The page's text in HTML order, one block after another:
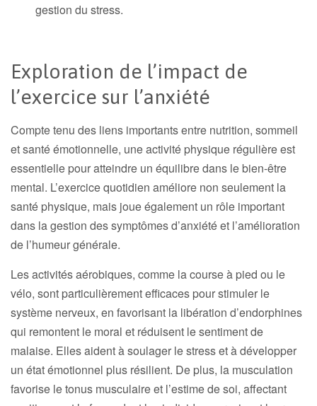
gestion du stress.
Exploration de l’impact de
l’exercice sur l’anxiété
Compte tenu des liens importants entre nutrition, sommeil
et santé émotionnelle, une activité physique régulière est
essentielle pour atteindre un équilibre dans le bien-être
mental. L’exercice quotidien améliore non seulement la
santé physique, mais joue également un rôle important
dans la gestion des symptômes d’anxiété et l’amélioration
de l’humeur générale.
Les activités aérobiques, comme la course à pied ou le
vélo, sont particulièrement efficaces pour stimuler le
système nerveux, en favorisant la libération d’endorphines
qui remontent le moral et réduisent le sentiment de
malaise. Elles aident à soulager le stress et à développer
un état émotionnel plus résilient. De plus, la musculation
favorise le tonus musculaire et l’estime de soi, affectant